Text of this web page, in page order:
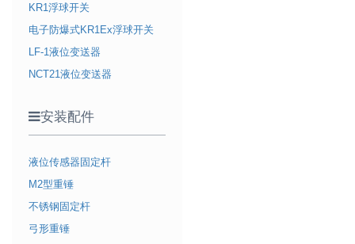
KR1浮球开关
电子防爆式KR1Ex浮球开关
LF-1液位变送器
NCT21液位变送器
安装配件
液位传感器固定杆
M2型重锤
不锈钢固定杆
弓形重锤